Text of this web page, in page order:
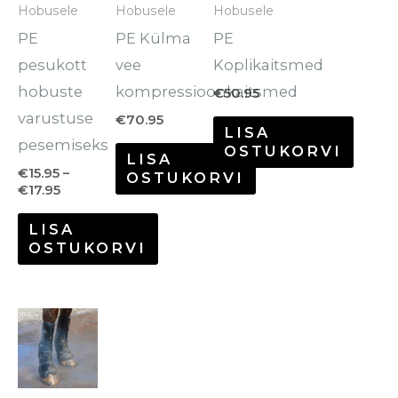
Hobusele
PE
pesukott
hobuste
varustuse
pesemiseks
€15.95 –
€17.95
LISA
OSTUKORVI
mitu
varianti.
Valikuid
saab
tootelehel.
Hobusele
PE Külma
vee
kompressioonkaitsmed
€70.95
LISA
OSTUKORVI
mitu
varianti.
saab
Hobusele
PE
Koplikaitsmed
€50.95
LISA
OSTUKORVI
mitu
varianti.
Valikuid
saab
tootelehel.
Sellel
tootel
on